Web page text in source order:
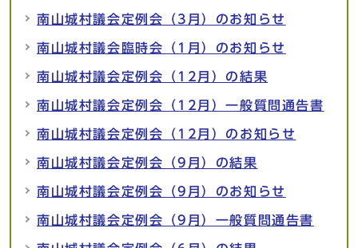
南山城村議会定例会（3月）のお知らせ
南山城村議会臨時会（1月）のお知らせ
南山城村議会定例会（12月）の結果
南山城村議会定例会（12月）一般質問通告書
南山城村議会定例会（12月）のお知らせ
南山城村議会定例会（9月）の結果
南山城村議会定例会（9月）のお知らせ
南山城村議会定例会（9月）一般質問通告書